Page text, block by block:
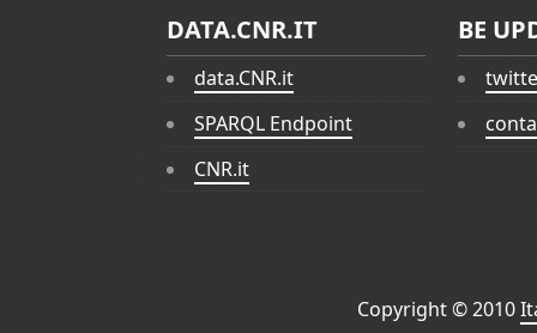
DATA.CNR.IT
data.CNR.it
SPARQL Endpoint
CNR.it
BE
Copyright © 2010